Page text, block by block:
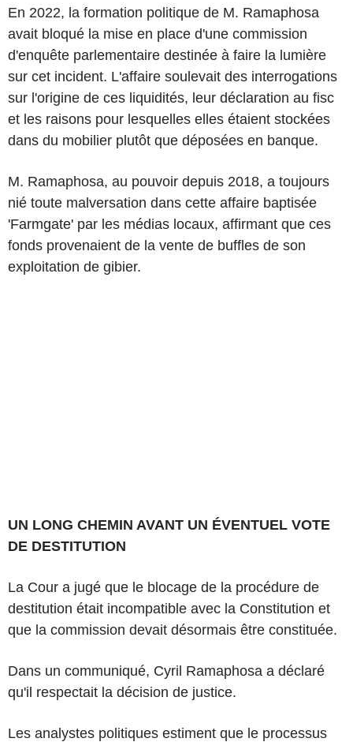
En 2022, la formation politique de M. Ramaphosa
avait bloqué la mise en place d'une commission
d'enquête parlementaire destinée à faire la lumière
sur cet incident. L'affaire soulevait des interrogations
sur l'origine de ces liquidités, leur déclaration au fisc
et les raisons pour lesquelles elles étaient stockées
dans du mobilier plutôt que déposées en banque.
M. Ramaphosa, au pouvoir depuis 2018, a toujours
nié toute malversation dans cette affaire baptisée
'Farmgate' par les médias locaux, affirmant que ces
fonds provenaient de la vente de buffles de son
exploitation de gibier.
UN LONG CHEMIN AVANT UN ÉVENTUEL VOTE
DE DESTITUTION
La Cour a jugé que le blocage de la procédure de
destitution était incompatible avec la Constitution et
que la commission devait désormais être constituée.
Dans un communiqué, Cyril Ramaphosa a déclaré
qu'il respectait la décision de justice.
Les analystes politiques estiment que le processus